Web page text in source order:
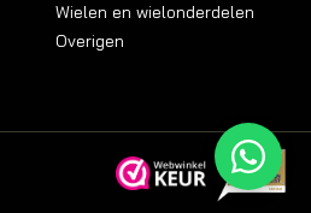
Wielen en wielonderdelen
Overigen